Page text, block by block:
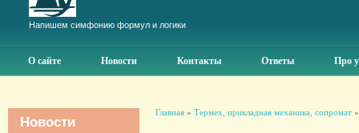
Напишем симфонию формул и логики
О сайте Новости Контакты Ответы Про
Новости
Главная» Термех, прикладная механика, сопромат